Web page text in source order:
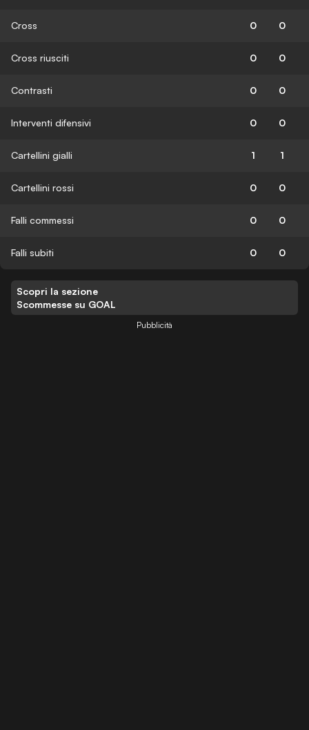
Cross 0 0
Cross riusciti 0 0
Contrasti 0 0
Interventi difensivi 0 0
Cartellini gialli 1 1
Cartellini rossi 0 0
Falli commessi 0 0
Falli subiti 0 0
Scopri la sezione
Scommesse su GOAL
Pubblicità